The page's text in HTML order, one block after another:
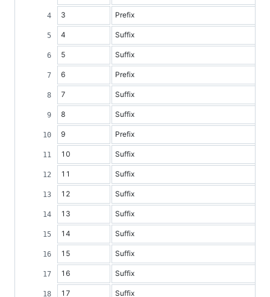
3 Prefix
4 Suffix
5 Suffix
6 Prefix
7 Suffix
8 Suffix
9 Prefix
10 Suffix
11 Suffix
12 Suffix
13 Suffix
14 Suffix
15 Suffix
16 Suffix
17 Suffix